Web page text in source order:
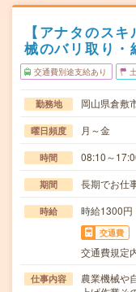
【アナタのス
械のバリ取り
交通費別途支給あり
勤務地 岡山県倉敷
曜日頻度 月～金
時間 08:10～
期間 長期でお仕
時給 時給1300円
交通費
交通費規定
仕事内容
農業機械や